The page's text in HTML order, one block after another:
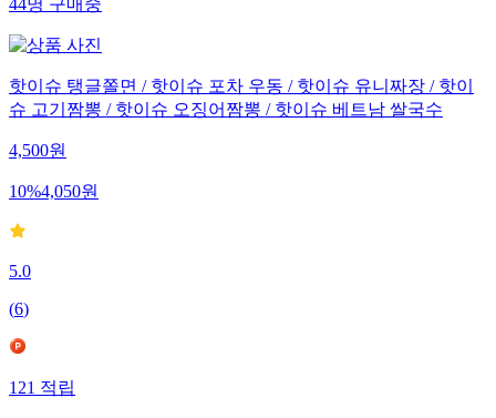
44명구매중
핫이슈 탱글쫄면 / 핫이슈 포차 우동 / 핫이슈 유니짜장 / 핫이
슈 고기짬뽕 / 핫이슈 오징어짬뽕 / 핫이슈 베트남 쌀국수
4,500원
10%4,050원
5.0
(6)
121적립